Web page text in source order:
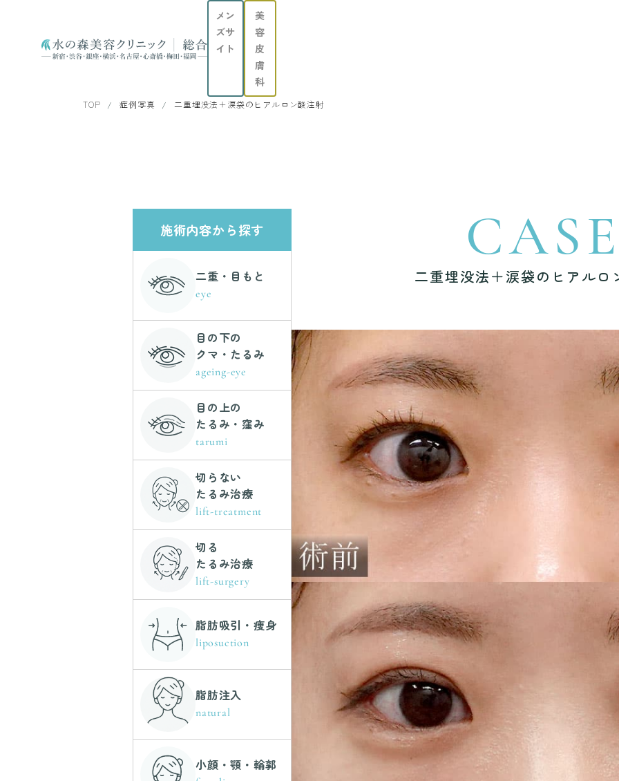
メン
ズサ
イト
美
容
皮
膚
科
TOP 症例写真 二重埋没法＋涙袋のヒアルロン酸注射
二重埋没法＋涙袋のヒアルロ
施術内容から探す
二重・目もと
eye
目の下の
クマ・たるみ
ageing-eye
目の上の
たるみ・窪み
tarumi
切らない
たるみ治療
lift-treatment
切る
たるみ治療
lift-surgery
脂肪吸引・痩身
liposuction
脂肪注入
natural
小顔・顎・輪郭